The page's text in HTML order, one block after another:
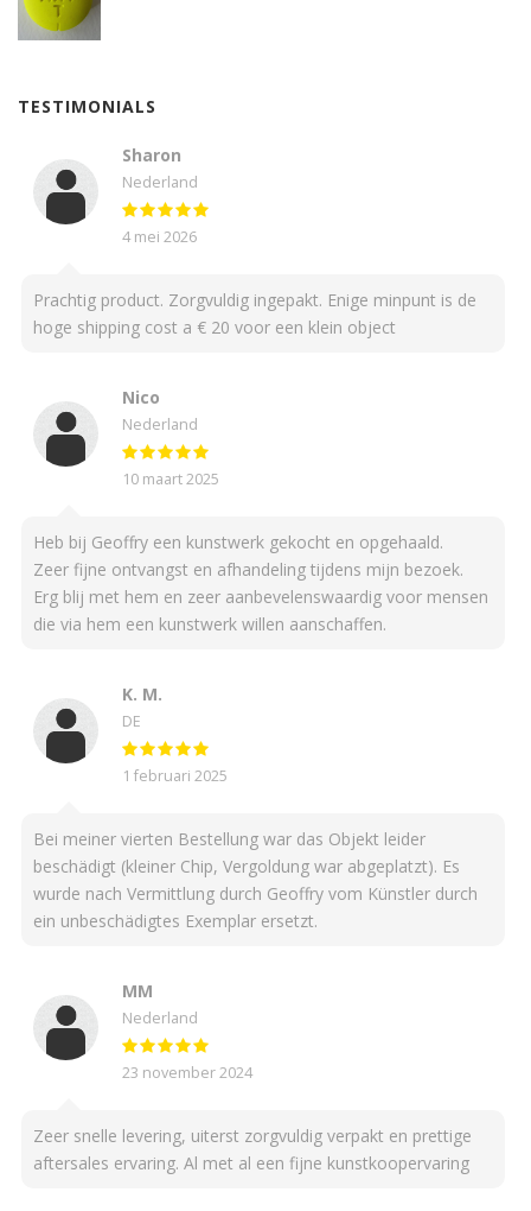
TESTIMONIALS
Sharon
Nederland
4 mei 2026
Prachtig product. Zorgvuldig ingepakt. Enige minpunt is de
hoge shipping cost a € 20 voor een klein object
Nico
Nederland
10 maart 2025
Heb bij Geoffry een kunstwerk gekocht en opgehaald.
Zeer fijne ontvangst en afhandeling tijdens mijn bezoek.
Erg blij met hem en zeer aanbevelenswaardig voor mensen
die via hem een kunstwerk willen aanschaffen.
K. M.
DE
1 februari 2025
Bei meiner vierten Bestellung war das Objekt leider
beschädigt (kleiner Chip, Vergoldung war abgeplatzt). Es
wurde nach Vermittlung durch Geoffry vom Künstler durch
ein unbeschädigtes Exemplar ersetzt.
MM
Nederland
23 november 2024
Zeer snelle levering, uiterst zorgvuldig verpakt en prettige
aftersales ervaring. Al met al een fijne kunstkoopervaring